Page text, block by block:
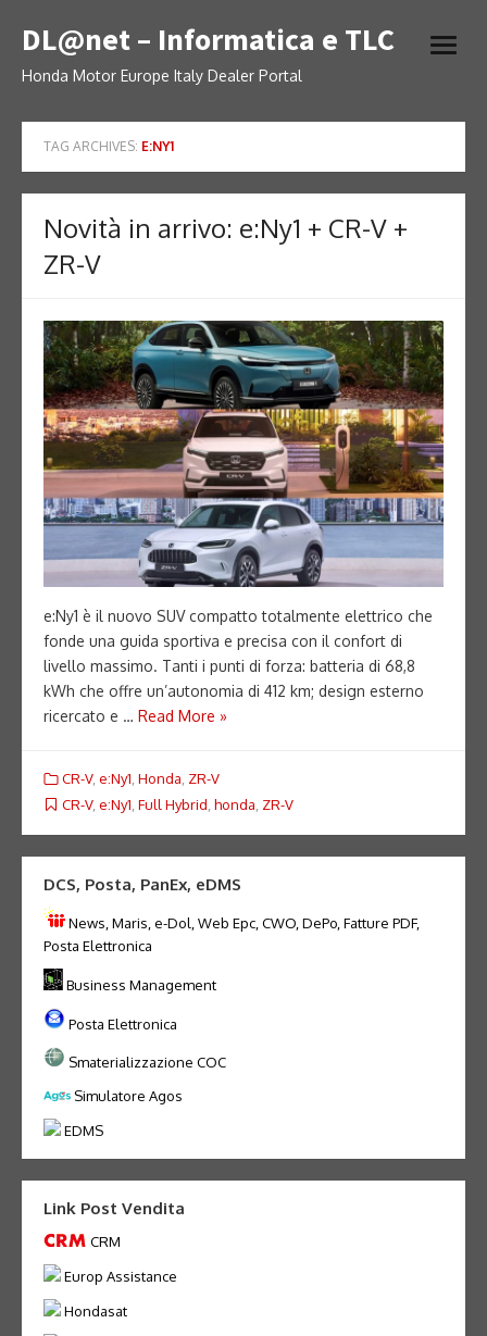
to
content
DL@net – Informatica e TLC
Honda Motor Europe Italy Dealer Portal
open
TAG ARCHIVES: E:NY1
Novità in arrivo: e:Ny1 + CR-V +
ZR-V
e:Ny1 è il nuovo SUV compatto totalmente elettrico che
fonde una guida sportiva e precisa con il confort di
livello massimo. Tanti i punti di forza: batteria di 68,8
kWh che offre un’autonomia di 412 km; design esterno
ricercato e … Read More »
CR-V, e:Ny1, Honda, ZR-V
CR-V, e:Ny1 Full Hybrid honda ZR-V
DCS, Posta, PanEx, eDMS
News, Maris, e-Dol, Web Epc, CWO, DePo, Fatture PDF,
Posta Elettronica
Business Management
Posta Elettronica
Smaterializzazione COC
Simulatore Agos
EDMS
Link Post Vendita
CRM
Europ Assistance
Hondasat